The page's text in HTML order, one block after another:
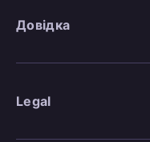
Довідка
Legal